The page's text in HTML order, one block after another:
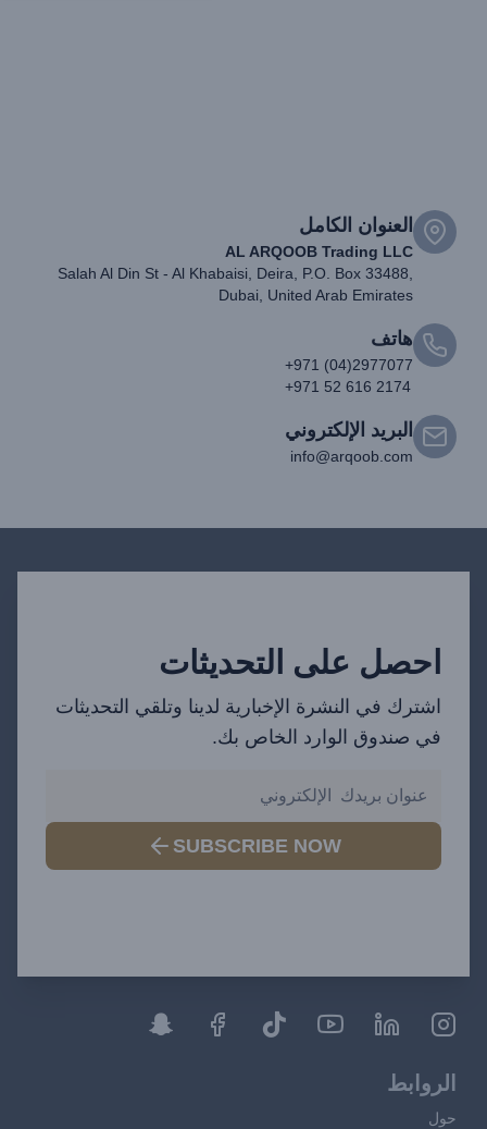
العنوان الكامل
AL ARQOOB Trading LLC
Salah Al Din St - Al Khabaisi, Deira, P.O. Box 33488,
Dubai, United Arab Emirates
هاتف
+971 (04)2977077
+971 52 616 2174
البريد الإلكتروني
info@arqoob.com
احصل على التحديثات
اشترك في النشرة الإخبارية لدينا وتلقي التحديثات
في صندوق الوارد الخاص بك.
SUBSCRIBE NOW
الروابط
حول